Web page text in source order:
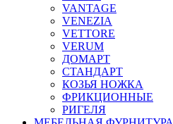
VANTAGE
VENEZIA
VETTORE
VERUM
ДОМАРТ
СТАНДАРТ
КОЗЬЯ НОЖКА
ФРИКЦИОННЫЕ
РИГЕЛЯ